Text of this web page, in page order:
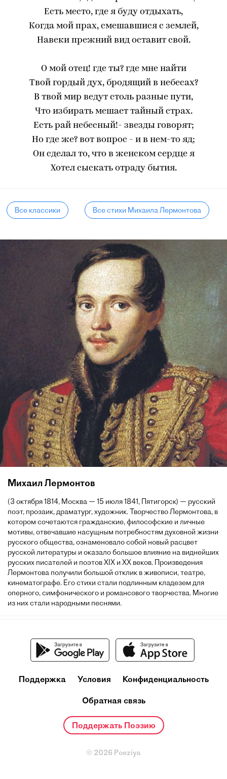
Есть место, где я буду отдыхать,
Когда мой прах, смешавшися с землей,
Навеки прежний вид оставит свой.
О мой отец! где ты? где мне найти
Твой гордый дух, бродящий в небесах?
В твой мир ведут столь разные пути,
Что избирать мешает тайный страх.
Есть рай небесный!- звезды говорят;
Но где же? вот вопрос - и в нем-то яд;
Он сделал то, что в женском сердце я
Хотел сыскать отраду бытия.
Все классики Все стихи Михаила Лермонтова
Михаил Лермонтов
(3 октября 1814, Москва — 15 июля 1841, Пятигорск) — русский
поэт, прозаик, драматург, художник. Творчество Лермонтова, в
котором сочетаются гражданские, философские и личные
мотивы, отвечавшие насущным потребностям духовной жизни
русского общества, ознаменовало собой новый расцвет
русской литературы и оказало большое влияние на виднейших
русских писателей и поэтов XIX и XX веков. Произведения
Лермонтова получили большой отклик в живописи, театре,
кинематографе. Его стихи стали подлинным кладезем для
оперного, симфонического и романсового творчества. Многие
из них стали народными песнями.
Поддержка Условия Конфиденциальность
Обратная связь
Поддержать Поэзию
© 2026 Poeziya